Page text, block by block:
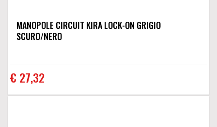
MANOPOLE CIRCUIT KIRA LOCK-ON GRIGIO
SCURO/NERO
€ 27,32